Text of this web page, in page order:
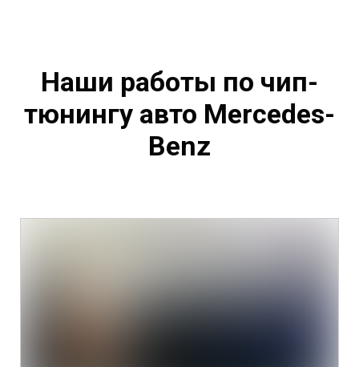
Наши работы по чип-
тюнингу авто Mercedes-
Benz